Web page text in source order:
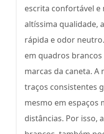
escrita confortável e
altíssima qualidade,
rápida e odor
em quadros
marcas da caneta. A
traços consistentes
mesmo em espaços
distâncias. Por isso,